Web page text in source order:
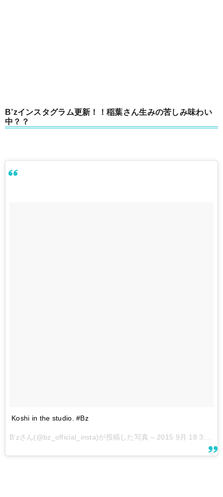
B’zインスタグラム更新！！稲葉さん生みの苦しみ味わい
中？？
Koshi in the studio. #Bz
B’zさん(@bz_official_insta)が投稿した写真 – 2015 9月 18 3:42午前 PDT